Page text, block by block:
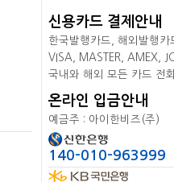
신용카드 결제안내
한국발행카드, 해외발행
VISA, MASTER, AMEX,
국내와 해외 모든 카드 전
온라인 입금안내
예금주 : 아이한비즈(주)
140-010-963999